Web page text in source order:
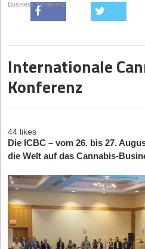
Business Konferenz
Internationale
Konferenz
44 likes
Die ICBC – vom 26. bis 27.
die Welt auf das Cannabis-